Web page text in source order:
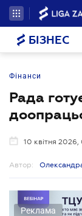
БІЗНЕС
Фінанси
Рада
10 квітня 2026,
Автор:
Реклама